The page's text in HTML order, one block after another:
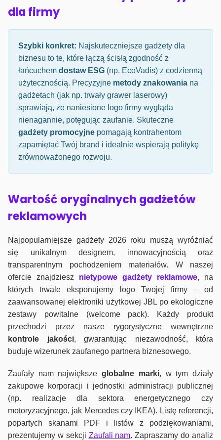
dla firmy
Szybki konkret: Najskuteczniejsze gadżety dla
biznesu to te, które łączą ścisłą zgodność z
łańcuchem dostaw ESG (np. EcoVadis) z codzienną
użytecznością. Precyzyjne metody znakowania na
gadżetach (jak np. trwały grawer laserowy)
sprawiają, że naniesione logo firmy wygląda
nienagannie, potęgując zaufanie. Skuteczne
gadżety promocyjne pomagają kontrahentom
zapamiętać Twój brand i idealnie wspierają politykę
zrównoważonego rozwoju.
Wartość oryginalnych gadżetów
reklamowych
Najpopularniejsze gadżety 2026 roku muszą wyróżniać
się unikalnym designem, innowacyjnością oraz
transparentnym pochodzeniem materiałów. W naszej
ofercie znajdziesz nietypowe gadżety reklamowe, na
których trwale eksponujemy logo Twojej firmy – od
zaawansowanej elektroniki użytkowej JBL po ekologiczne
zestawy powitalne (welcome pack). Każdy produkt
przechodzi przez nasze rygorystyczne wewnętrzne
kontrole jakości, gwarantując niezawodność, która
buduje wizerunek zaufanego partnera biznesowego.
Zaufały nam największeglobalne marki, w tym działy
zakupowe korporacji i jednostki administracji publicznej
(np. realizacje dla sektora energetycznego czy
motoryzacyjnego, jak Mercedes czy IKEA). Listę referencji,
popartych skanami PDF i listów z podziękowaniami,
prezentujemy w sekcji Zaufali nam. Zapraszamy do analiz